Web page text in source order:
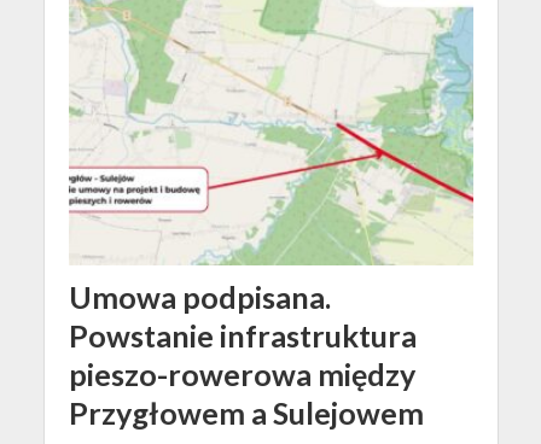
Umowa podpisana.
Powstanie infrastruktura
pieszo-rowerowa między
Przygłowem a Sulejowem